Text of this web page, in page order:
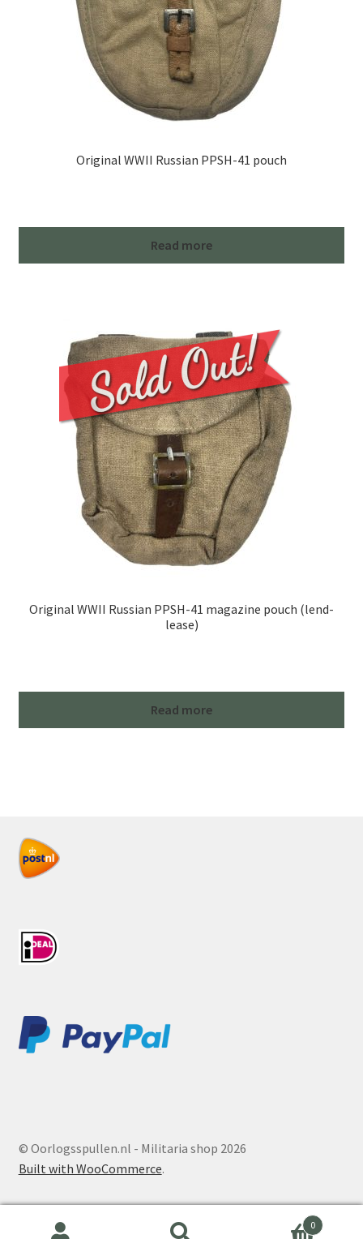
Original WWII Russian PPSH-41 pouch
Read more
Original WWII Russian PPSH-41 magazine pouch (lend-
lease)
Read more
© Oorlogsspullen.nl - Militaria shop 2026
Built with WooCommerce.
0